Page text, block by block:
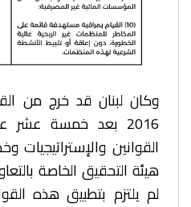
وكان لبنان قد خرج من
2016 بعد خمسة
القوانين والإستراتيجيات
لميلتزم بتطبيق هذه